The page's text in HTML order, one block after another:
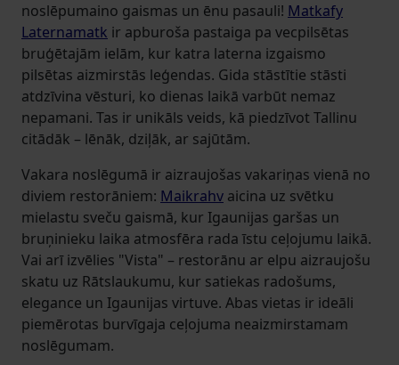
noslēpumaino gaismas un ēnu pasauli! Matkafy
Laternamatk ir apburoša pastaiga pa vecpilsētas
bruģētajām ielām, kur katra laterna izgaismo
pilsētas aizmirstās leģendas. Gida stāstītie stāsti
atdzīvina vēsturi, ko dienas laikā varbūt nemaz
nepamani. Tas ir unikāls veids, kā piedzīvot Tallinu
citādāk – lēnāk, dziļāk, ar sajūtām.
Vakara noslēgumā ir aizraujošas vakariņas vienā no
diviem restorāniem: Maikrahv aicina uz svētku
mielastu sveču gaismā, kur Igaunijas garšas un
bruņinieku laika atmosfēra rada īstu ceļojumu laikā.
Vai arī izvēlies "Vista" – restorānu ar elpu aizraujošu
skatu uz Rātslaukumu, kur satiekas radošums,
elegance un Igaunijas virtuve. Abas vietas ir ideāli
piemērotas burvīgaja ceļojuma neaizmirstamam
noslēgumam.